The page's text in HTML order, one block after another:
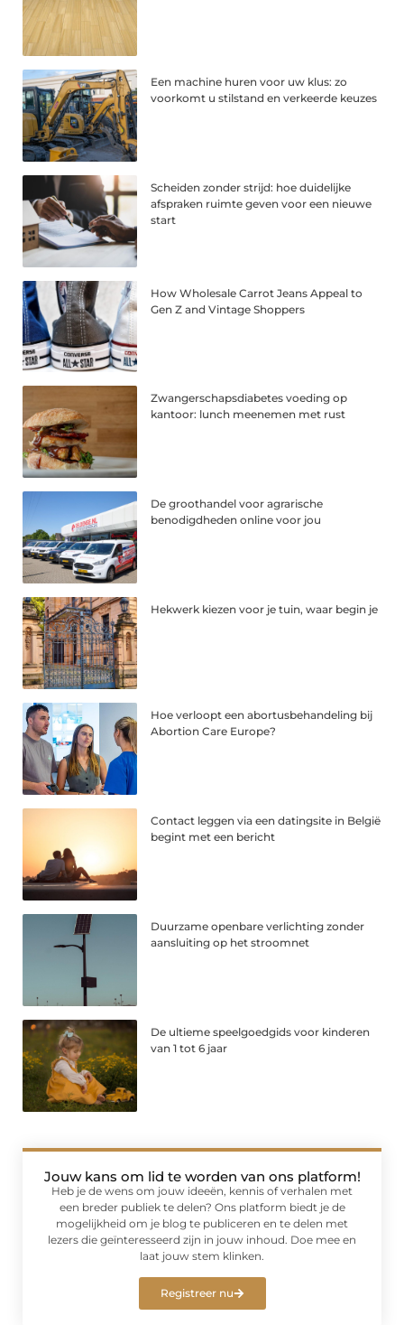
Een machine huren voor uw klus: zo
voorkomt u stilstand en verkeerde keuzes
Scheiden zonder strijd: hoe duidelijke
afspraken ruimte geven voor een nieuwe
start
How Wholesale Carrot Jeans Appeal to
Gen Z and Vintage Shoppers
Zwangerschapsdiabetes voeding op
kantoor: lunch meenemen met rust
De groothandel voor agrarische
benodigdheden online voor jou
Hekwerk kiezen voor je tuin, waar begin je
Hoe verloopt een abortusbehandeling bij
Abortion Care Europe?
Contact leggen via een datingsite in België
begint met een bericht
Duurzame openbare verlichting zonder
aansluiting op het stroomnet
De ultieme speelgoedgids voor kinderen
van 1 tot 6 jaar
Jouw kans om lid te worden van ons platform!
Heb je de wens om jouw ideeën, kennis of verhalen met
een breder publiek te delen? Ons platform biedt je de
mogelijkheid om je blog te publiceren en te delen met
lezers die geïnteresseerd zijn in jouw inhoud. Doe mee en
laat jouw stem klinken.
Registreer nu